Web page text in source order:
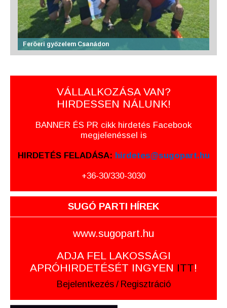
Feröeri győzelem Csanádon
VÁLLALKOZÁSA VAN?
HIRDESSEN NÁLUNK!
BANNER ÉS PR cikk hirdetés Facebook
megjelenéssel is
HIRDETÉS FELADÁSA: hirdetes@sugopart.hu
+36-30/330-3030
SUGÓ PARTI HÍREK
www.sugopart.hu
ADJA FEL LAKOSSÁGI
APRÓHIRDETÉSÉT INGYEN ITT!
Bejelentkezés / Regisztráció